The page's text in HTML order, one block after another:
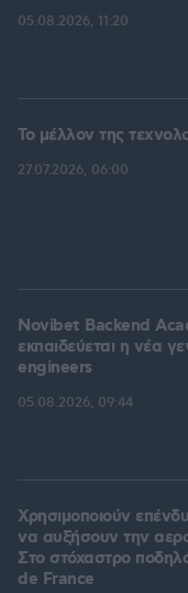
05.08.2026, 11:20
Το μέλλον της
27.07.2026, 06:00
Novibet Backend
εκπαιδεύεται η νέα
engineers
05.08.2026, 09:44
Χρησιμοποιούν
να αυξήσουν την
Στο στόχαστρο
de France